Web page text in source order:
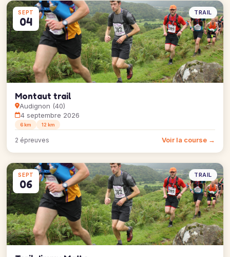
SEPT
04
TRAIL
Montaut trail
Audignon (40)
4 septembre 2026
6 km 12 km
2 épreuves Voir la course →
SEPT
06
TRAIL